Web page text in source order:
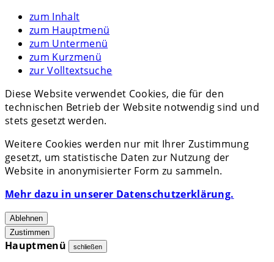
zum Inhalt
zum Hauptmenü
zum Untermenü
zum Kurzmenü
zur Volltextsuche
Diese Website verwendet Cookies, die für den
technischen Betrieb der Website notwendig sind und
stets gesetzt werden.
Weitere Cookies werden nur mit Ihrer Zustimmung
gesetzt, um statistische Daten zur Nutzung der
Website in anonymisierter Form zu sammeln.
Mehr dazu in unserer Datenschutzerklärung.
Ablehnen
Zustimmen
Hauptmenü schließen